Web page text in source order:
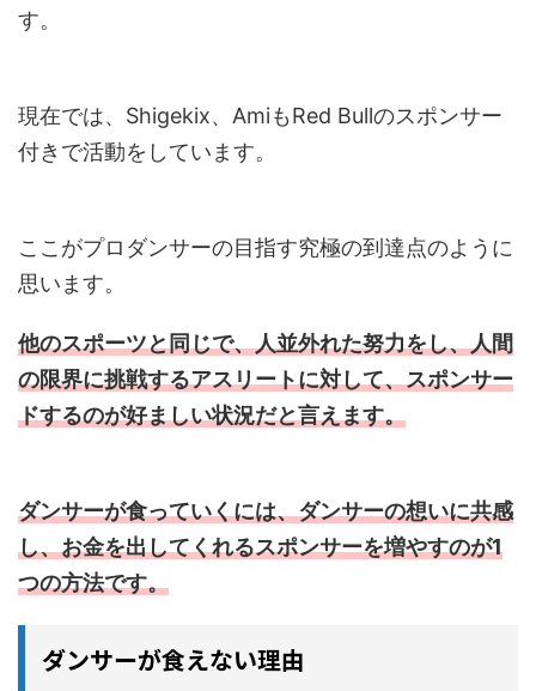
す。
現在では、Shigekix、AmiもRed Bullのスポンサー
付きで活動をしています。
ここがプロダンサーの目指す究極の到達点のように
思います。
他のスポーツと同じで、人並外れた努力をし、人間
の限界に挑戦するアスリートに対して、スポンサー
ドするのが好ましい状況だと言えます。
ダンサーが食っていくには、ダンサーの想いに共感
し、お金を出してくれるスポンサーを増やすのが1
つの方法です。
ダンサーが食えない理由